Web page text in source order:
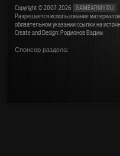
Copyright © 2007-2026
GAMEARMY.RU
Разрешается использование
обязательном указании ссылки на
Create and Design: Родионов Вадим
Спонсор раздела: